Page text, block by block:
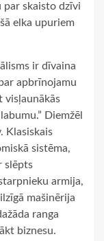
par skaisto dzīvi
elka upuriem
ir dīvaina
apbrīnojamu
visļaunākās
Diemžēl
Klasiskais
sistēma,
slēpts
armija,
mašinērija
ranga
biznesu.